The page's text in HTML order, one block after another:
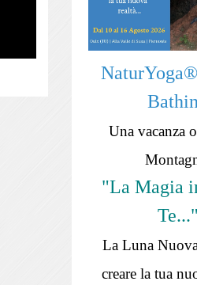
Una vacanza
"La Magia
Te..."
La Luna
creare la tua